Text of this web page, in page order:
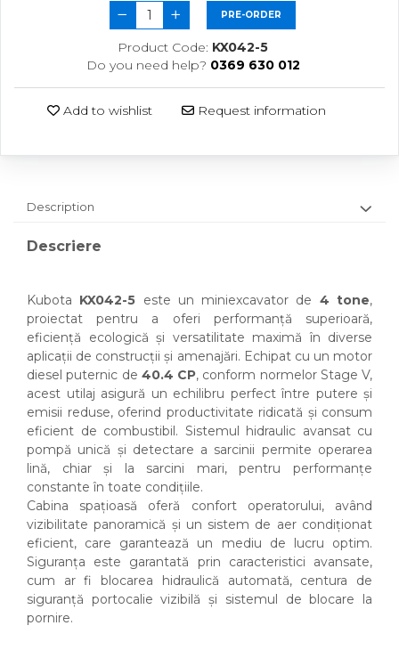
PRE-ORDER
Product Code: KX042-5
Do you need help? 0369 630 012
Add to wishlist Request information
Description
Descriere
Kubota KX042-5 este un miniexcavator de 4 tone,
proiectat pentru a oferi performanță superioară,
eficiență ecologică și versatilitate maximă în diverse
aplicații de construcții și amenajări. Echipat cu un motor
diesel puternic de 40.4 CP, conform normelor Stage V,
acest utilaj asigură un echilibru perfect între putere și
emisii reduse, oferind productivitate ridicată și consum
eficient de combustibil. Sistemul hidraulic avansat cu
pompă unică și detectare a sarcinii permite operarea
lină, chiar și la sarcini mari, pentru performanțe
constante în toate condițiile.
Cabina spațioasă oferă confort operatorului, având
vizibilitate panoramică și un sistem de aer condiționat
eficient, care garantează un mediu de lucru optim.
Siguranța este garantată prin caracteristici avansate,
cum ar fi blocarea hidraulică automată, centura de
siguranță portocalie vizibilă și sistemul de blocare la
pornire.